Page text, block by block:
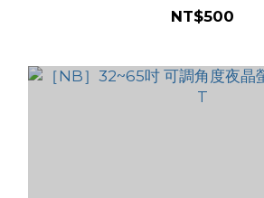
NT$500